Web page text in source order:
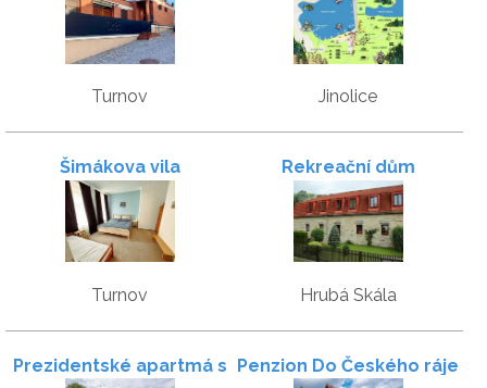
Jana
Turnov Jinolice
Šimákova vila
Turnov
Rekreační dům
Hrubá Skála
Prezidentské apartmá s Penzion Do Českého ráje